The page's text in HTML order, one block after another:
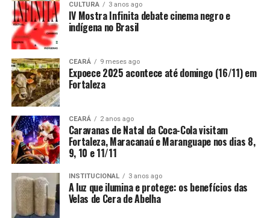
CULTURA 3 anos ago
IV Mostra Infinita debate cinema negro e
indígena no Brasil
CEARÁ 9 meses ago
Expoece 2025 acontece até domingo (16/11) em
Fortaleza
CEARÁ 2 anos ago
Caravanas de Natal da Coca-Cola visitam
Fortaleza, Maracanaú e Maranguape nos dias 8,
9, 10 e 11/11
INSTITUCIONAL 3 anos ago
A luz que ilumina e protege: os benefícios das
Velas de Cera de Abelha